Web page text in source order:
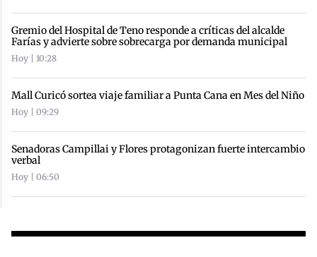
Gremio del Hospital de Teno responde a críticas del alcalde
Farías y advierte sobre sobrecarga por demanda municipal
Hoy | 10:28
Mall Curicó sortea viaje familiar a Punta Cana en Mes del Niño
Hoy | 09:29
Senadoras Campillai y Flores protagonizan fuerte intercambio
verbal
Hoy | 06:50